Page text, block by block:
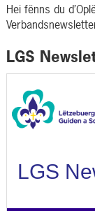
Hei fënns du
LGS